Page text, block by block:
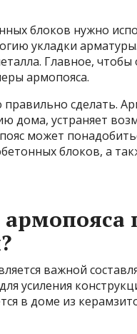
блоков нужно
укладки
Главное, чтобы
армопояса.
сделать.
дома, устраняет
может
блоков, а
важной
усиления
в доме из